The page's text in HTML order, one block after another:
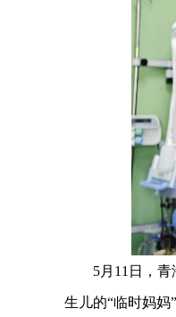
5月11日，青海
生儿的“临时妈妈”